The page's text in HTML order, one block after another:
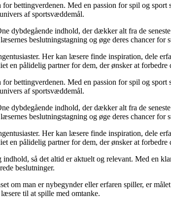
bettingverdenen. Med en passion for spil og
af sportsvæddemål.
dybdegående indhold, der dækker alt fra de
beslutningstagning og øge deres chancer for
Her kan læsere finde inspiration, dele
pålidelig partner for dem, der ønsker at forbedre
bettingverdenen. Med en passion for spil og
af sportsvæddemål.
dybdegående indhold, der dækker alt fra de
beslutningstagning og øge deres chancer for
Her kan læsere finde inspiration, dele
pålidelig partner for dem, der ønsker at forbedre
så det altid er aktuelt og relevant. Med en
beslutninger.
om man er nybegynder eller erfaren spiller, er
til at spille med omtanke.